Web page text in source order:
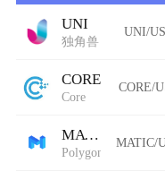
UNI
独角兽
UNI/
CORE
Core
CORE/
MATIC
Polygon
MATIC/